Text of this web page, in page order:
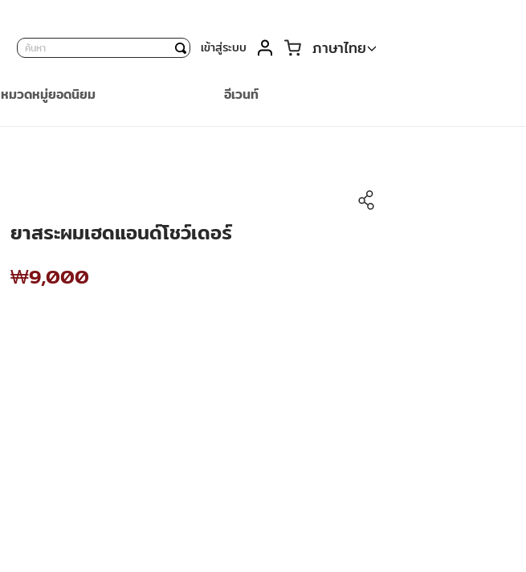
ตะกร้า
ค้นหาเข้าสู่ระบบ ภาษาไทย
หมวดหมู่ยอดนิยม อีเวนท์
ยาสระผมเฮดแอนด์โชว์เดอร์
₩9,000